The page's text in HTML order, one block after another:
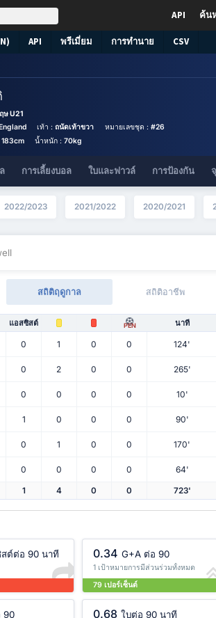
ค้น
API
API พรีเมี่ยม การทำนาย CSV
ษ U21
เท้า :ถนัดเท้าขวา หมายเลขชุด : #26
183cm น้ำหนัก :70kg
การเลี้ยงบอล ใบและฟาวล์ การป้องกัน
2022/2023 2021/2022 2020/2021
สถิติฤดูกาล สถิติอาชีพ
แอสซิสต์ PEN นาที
0 1 0 0 124'
0 2 0 0 265'
0 0 0 0 10'
1 0 0 0 90'
0 1 0 0 170'
0 0 0 0 64'
1 4 0 0 723'
ต์ต่อ 90 นาที 0.34 G+A ต่อ 90
1 เป้าหมายการมีส่วนร่วมทั้งหมด
79 เปอร์เซ็นต์
90 0.68 ใบต่อ 90 นาที